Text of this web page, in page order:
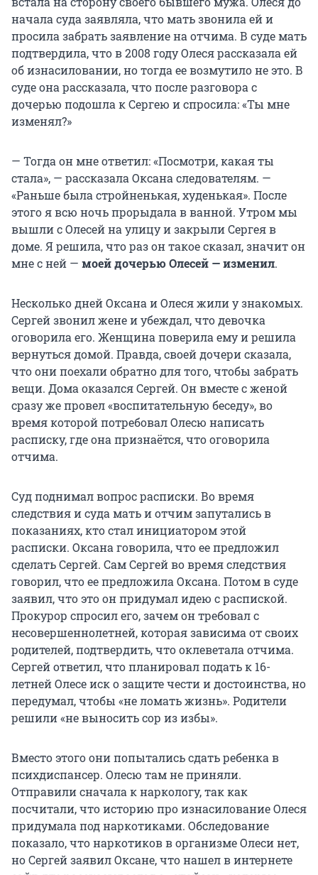
начала суда заявляла, что мать звонила ей и
просила забрать заявление на отчима. В суде мать
подтвердила, что в 2008 году Олеся рассказала ей
об изнасиловании, но тогда ее возмутило не это. В
суде она рассказала, что после разговора с
дочерью подошла к Сергею и спросила: «Ты мне
изменял?»
— Тогда он мне ответил: «Посмотри, какая ты
стала», — рассказала Оксана следователям. —
«Раньше была стройненькая, худенькая». После
этого я всю ночь прорыдала в ванной. Утром мы
вышли с Олесей на улицу и закрыли Сергея в
доме. Я решила, что раз он такое сказал, значит он
мне с ней — моей дочерью Олесей — изменил.
Несколько дней Оксана и Олеся жили у знакомых.
Сергей звонил жене и убеждал, что девочка
оговорила его. Женщина поверила ему и решила
вернуться домой. Правда, своей дочери сказала,
что они поехали обратно для того, чтобы забрать
вещи. Дома оказался Сергей. Он вместе с женой
сразу же провел «воспитательную беседу», во
время которой потребовал Олесю написать
расписку, где она признаётся, что оговорила
отчима.
Суд поднимал вопрос расписки. Во время
следствия и суда мать и отчим запутались в
показаниях, кто стал инициатором этой
расписки. Оксана говорила, что ее предложил
сделать Сергей. Сам Сергей во время следствия
говорил, что ее предложила Оксана. Потом в суде
заявил, что это он придумал идею с распиской.
Прокурор спросил его, зачем он требовал с
несовершеннолетней, которая зависима от своих
родителей, подтвердить, что оклеветала отчима.
Сергей ответил, что планировал подать к 16-
летней Олесе иск о защите чести и достоинства, но
передумал, чтобы «не ломать жизнь». Родители
решили «не выносить сор из избы».
Вместо этого они попытались сдать ребенка в
психдиспансер. Олесю там не приняли.
Отправили сначала к наркологу, так как
посчитали, что историю про изнасилование Олеся
придумала под наркотиками. Обследование
показало, что наркотиков в организме Олеси нет,
но Сергей заявил Оксане, что нашел в интернете